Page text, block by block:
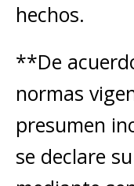
hechos.
**De
normas
presumen
se declare